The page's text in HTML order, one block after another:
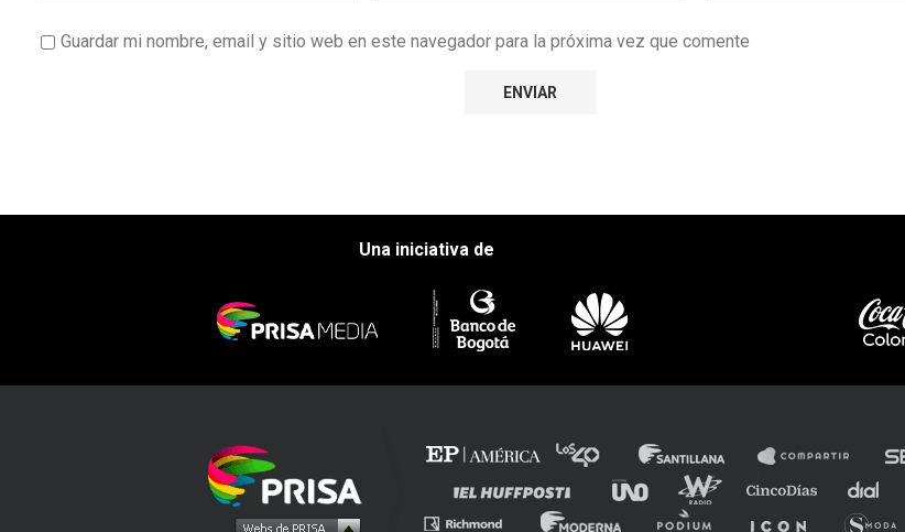
Guardar mi nombre, email y sitio web en este navegador para la próxima vez que comente
Una iniciativa de